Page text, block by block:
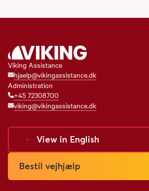
Viking Assistance
hjaelp@vikingassistance.dk
Administration
+45 72308700
viking@vikingassistance.dk
View in English
Bestil vejhjælp